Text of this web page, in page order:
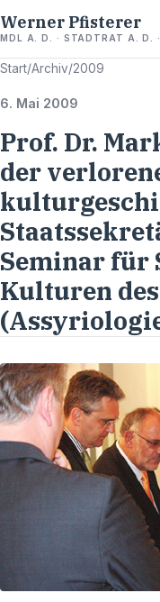
Werner Pfisterer
MDL A. D. · STADTRAT A. D. ·
Start/Archiv/2009
6. Mai 2009
Prof. Dr.
der
Seminar für
Kulturen